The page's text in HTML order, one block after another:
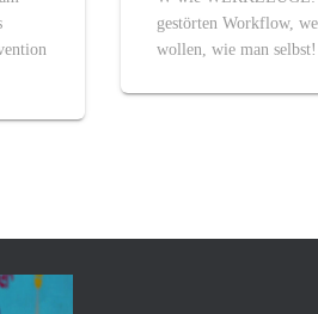
gestörten Workflow,
wollen, wie man selbst!